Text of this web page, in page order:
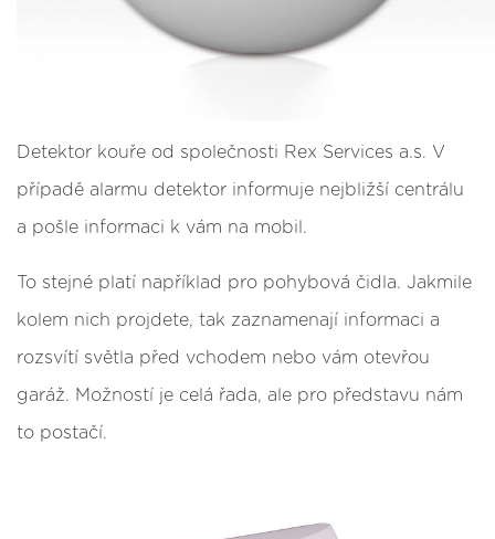
Detektor kouře od společnosti Rex Services a.s. V
případě alarmu detektor informuje nejbližší centrálu
a pošle informaci k vám na mobil.
To stejné platí například pro pohybová čidla. Jakmile
kolem nich projdete, tak zaznamenají informaci a
rozsvítí světla před vchodem nebo vám otevřou
garáž. Možností je celá řada, ale pro představu nám
to postačí.